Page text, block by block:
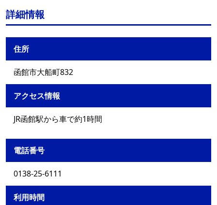
詳細情報
住所
函館市大船町832
アクセス情報
JR函館駅から車で約1時間
電話番号
0138-25-6111
利用時間